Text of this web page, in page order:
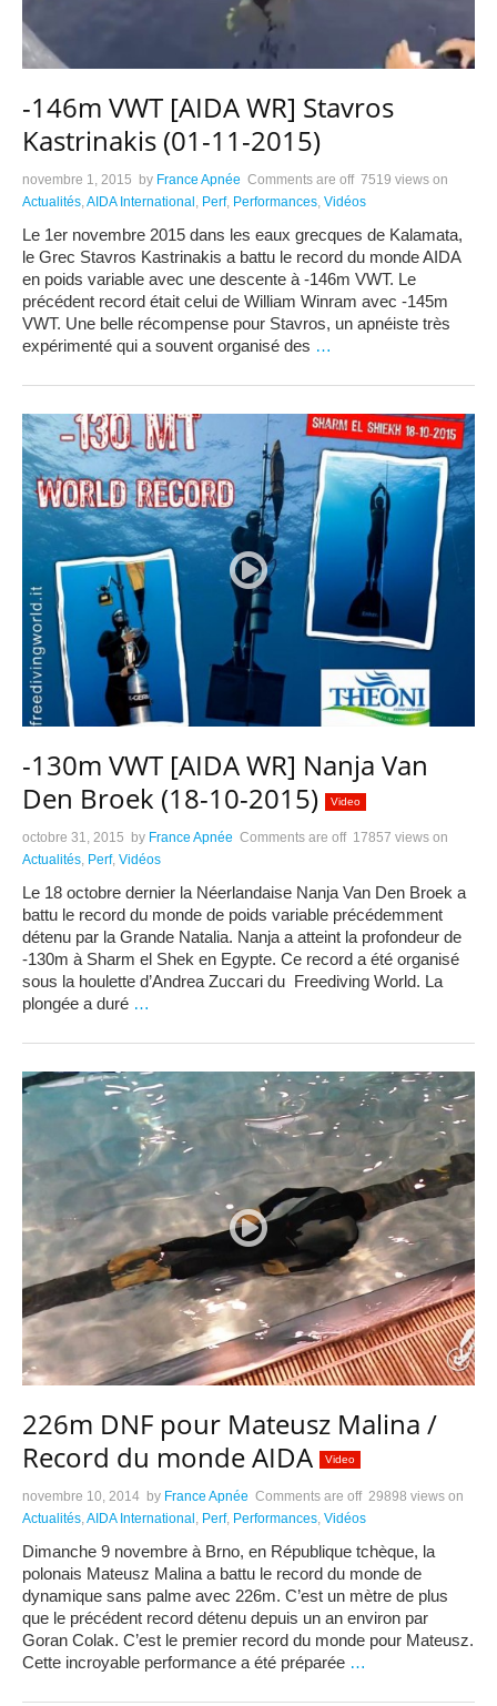
-146m VWT [AIDA WR] Stavros
Kastrinakis (01-11-2015)
novembre 1, 2015 by France Apnée Comments are off 7519 views on
Actualités,AIDA International, Perf, Performances, Vidéos
Le 1er novembre 2015 dans les eaux grecques de Kalamata,
le Grec Stavros Kastrinakis a battu le record du monde AIDA
en poids variable avec une descente à -146m VWT. Le
précédent record était celui de William Winram avec -145m
VWT. Une belle récompense pour Stavros, un apnéiste très
expérimenté qui a souvent organisé des …
-130m VWT [AIDA WR] Nanja Van
Den Broek (18-10-2015)
Video
octobre 31, 2015 by France Apnée Comments are off 17857 views on
Actualités, Perf, Vidéos
Le 18 octobre dernier la Néerlandaise Nanja Van Den Broek a
battu le record du monde de poids variable précédemment
détenu par la Grande Natalia. Nanja a atteint la profondeur de
-130m à Sharm el Shek en Egypte. Ce record a été organisé
sous la houlette d’Andrea Zuccari du Freediving World. La
plongée a duré …
226m DNF pour Mateusz Malina /
Record du monde AIDA
Video
novembre 10, 2014 by France Apnée Comments are off 29898 views on
Actualités AIDA International Perf, Performances Vidéos
Dimanche 9 novembre à Brno, en République tchèque, la
polonais Mateusz Malina a battu le record du monde de
dynamique sans palme avec 226m. C’est un mètre de plus
que le précédent record détenu depuis un an environ par
Goran Colak. C’est le premier record du monde pour Mateusz.
Cette incroyable performance a été préparée …